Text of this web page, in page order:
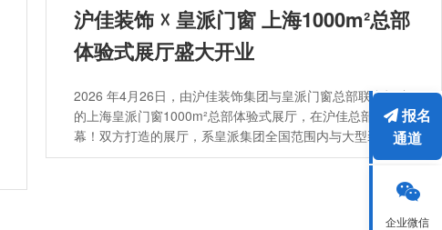
沪佳装饰 ☓ 皇派门窗 上海1000m²总部
体验式展厅盛大开业
2026 年4月26日，由沪佳装饰集团与皇派门窗总部联合打造
的上海皇派门窗1000m²总部体验式展厅，在沪佳总部盛大启
幕！双方打造的展厅，系皇派集团全国范围内与大型装企合
作的第一家OTO模式的大型展厅。依托硬核产品+一站式整
家解决方案。沪佳装饰集团董事长李刚先生、集团总裁丁建
先生、皇派门窗营销中心总经理刘军先生等双方高层领导亲
报名
通道
企业微信